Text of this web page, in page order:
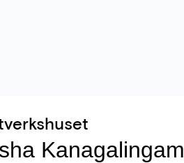
Kanagalingam